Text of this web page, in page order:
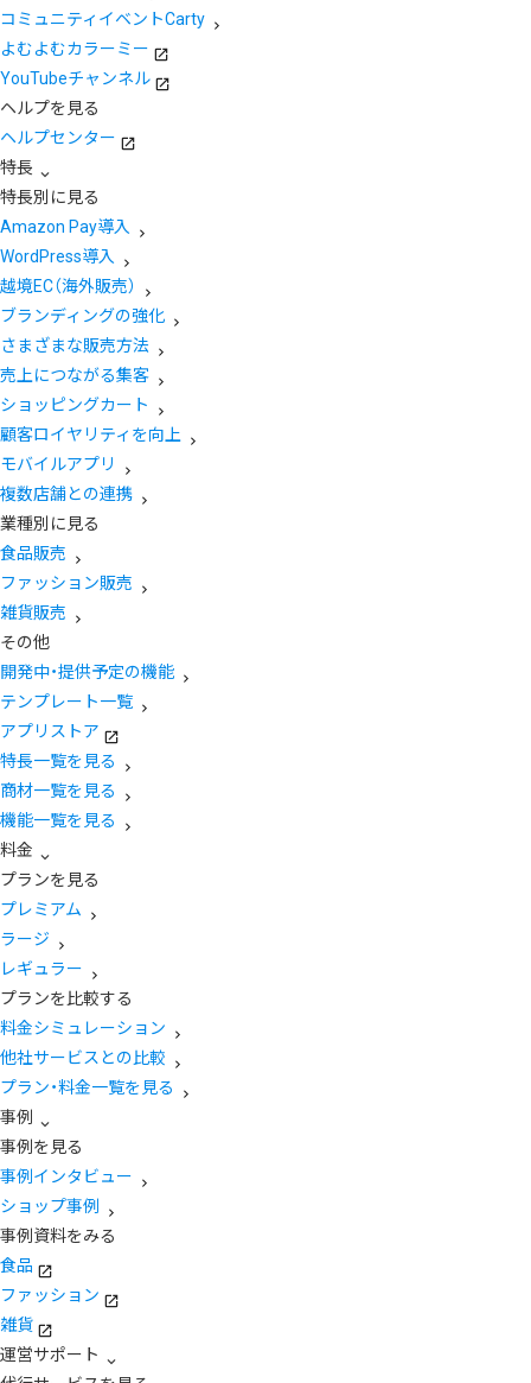
コミュニティイベントCarty
よむよむカラーミー
YouTubeチャンネル
ヘルプを見る
ヘルプセンター
特長
特長別に見る
Amazon Pay導入
WordPress導入
越境EC（海外販売）
ブランディングの強化
さまざまな販売方法
売上につながる集客
ショッピングカート
顧客ロイヤリティを向上
モバイルアプリ
複数店舗との連携
業種別に見る
食品販売
ファッション販売
雑貨販売
その他
開発中・提供予定の機能
テンプレート一覧
アプリストア
特長一覧を見る
商材一覧を見る
機能一覧を見る
料金
プランを見る
プレミアム
ラージ
レギュラー
プランを比較する
料金シミュレーション
他社サービスとの比較
プラン・料金一覧を見る
事例
事例を見る
事例インタビュー
ショップ事例
事例資料をみる
食品
ファッション
雑貨
運営サポート